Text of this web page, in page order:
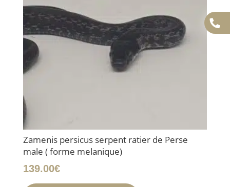
Zamenis persicus serpent ratier de Perse
male ( forme melanique)
139.00€